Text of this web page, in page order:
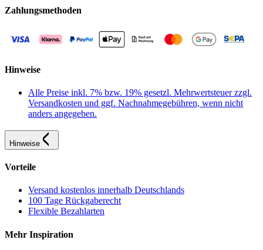
Zahlungsmethoden
Hinweise
Alle Preise inkl. 7% bzw. 19% gesetzl. Mehrwertsteuer zzgl.
Versandkosten und ggf. Nachnahmegebühren, wenn nicht
anders angegeben.
Hinweise
Vorteile
Versand kostenlos innerhalb Deutschlands
100 Tage Rückgaberecht
Flexible Bezahlarten
Mehr Inspiration